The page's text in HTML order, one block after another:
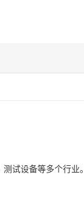
试设备等多个行业。